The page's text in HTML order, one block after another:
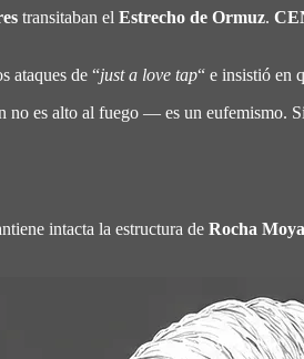
transitaban el Estrecho de Ormuz.
ataques de “just a love tap“ e insistió en
no es alto al fuego — es un eufemismo.
intacta la estructura de Rocha Moya